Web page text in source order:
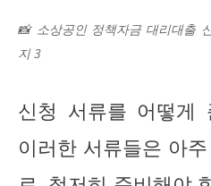
📸 소상공인 정책자금 대리대출
지 3
신청 서류를 어떻게
이러한 서류들은 아